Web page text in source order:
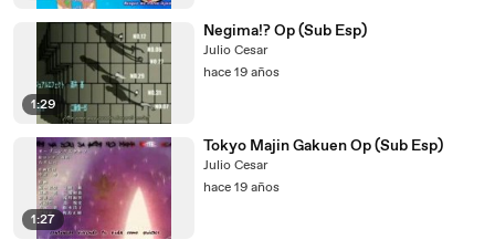
1:29
Negima!? Op (Sub Esp)
Julio Cesar
hace 19 años
1:27
Tokyo Majin Gakuen Op (Sub Esp)
Julio Cesar
hace 19 años